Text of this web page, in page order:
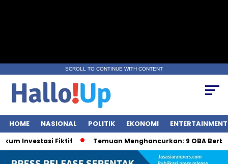
SCROLL TO CONTINUE WITH CONTENT
HOME NASIONAL POLITIK EKONOMI ENTERTAINMENT
Investasi Fiktif Temuan Menghancurkan: 9 OBA